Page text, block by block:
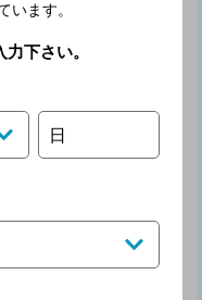
います。
下さい。
日